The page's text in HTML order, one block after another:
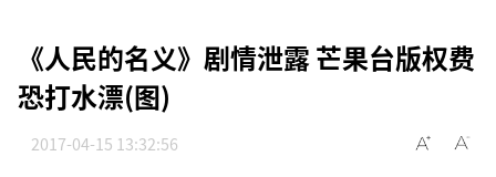
《人民的名义》剧情泄露 芒果台版权费
恐打水漂(图)
2017-04-15 13:32:56